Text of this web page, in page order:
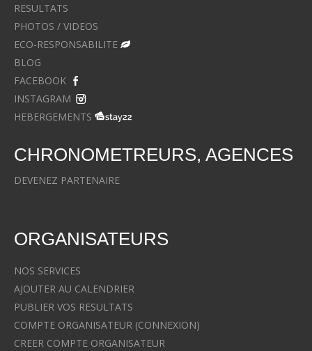
RESULTATS
PHOTOS / VIDEOS
ECO-RESPONSABILITE
BLOG
FACEBOOK
INSTAGRAM
HEBERGEMENTS
CHRONOMETREURS, AGENCES
DEVENEZ PARTENAIRE
ORGANISATEURS
NOS SERVICES
AJOUTER AU CALENDRIER
PUBLIER VOS RESULTATS
COMPTE ORGANISATEUR (CONNEXION)
CREER COMPTE ORGANISATEUR